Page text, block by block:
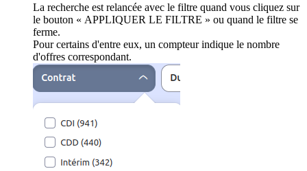
La recherche est relancée avec le filtre quand vous cliquez sur
le bouton « APPLIQUER LE FILTRE » ou quand le filtre se
ferme.
Pour certains d'entre eux, un compteur indique le nombre
d'offres correspondant.